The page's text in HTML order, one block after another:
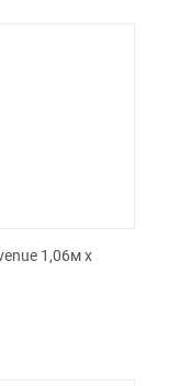
1,06м х